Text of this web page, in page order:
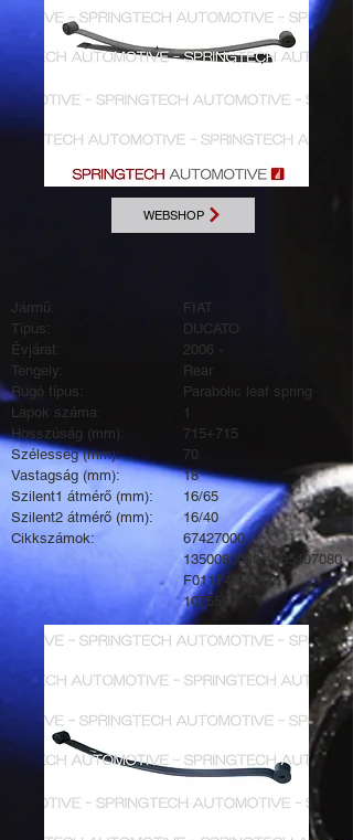
WEBSHOP
Jármű:
Típus:
Évjárat:
Tengely:
Rugó típus:
Lapok száma:
Hosszúság (mm):
Szélesség (mm):
Vastagság (mm):
Szilent1 átmérő (mm):
Szilent2 átmérő (mm):
Cikkszámok:
FIAT
DUCATO
2006 -
Rear
Parabolic leaf spring
1
715+715
70
18
16/65
16/40
67427000
1350080080 1365407080
F011T494ZA75
1075500